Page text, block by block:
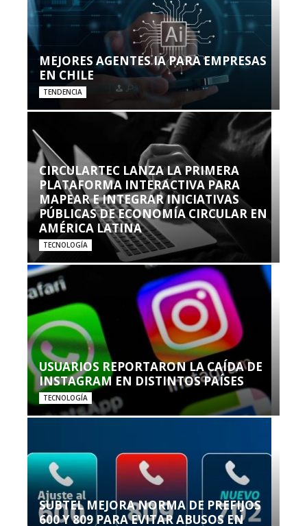
MEJORES AGENTES IA PARA EMPRESAS
EN CHILE
TENDENCIA
CIRCULARTEC LANZA LA PRIMERA
PLATAFORMA INTERACTIVA PARA
MAPEAR E INTEGRAR INICIATIVAS
PÚBLICAS DE ECONOMÍA CIRCULAR EN
AMÉRICA LATINA
TECNOLOGÍA
USUARIOS REPORTARON LA CAÍDA DE
INSTAGRAM EN DISTINTOS PAÍSES
TECNOLOGÍA
SUBTEL MEJORA NORMA DE PREFIJOS
600 Y 809 PARA EVITAR ABUSOS EN